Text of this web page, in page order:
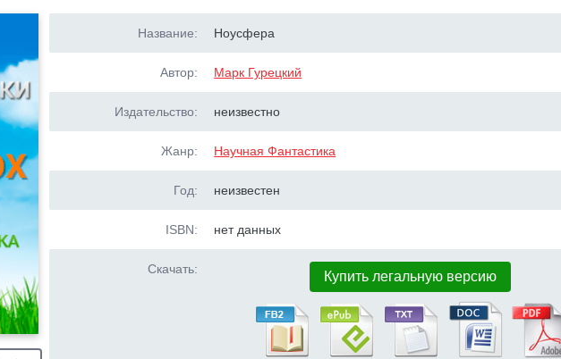
Название: Ноусфера
Автор: Марк Гурецкий
Издательство: неизвестно
Жанр: Научная Фантастика
Год: неизвестен
ISBN: нет данных
Скачать: Купить легальную версию